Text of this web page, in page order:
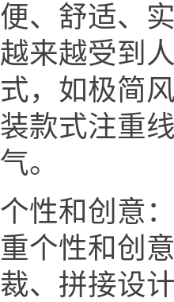
便、舒适、
越来越受到
式，如极简
装款式注重
气。
个性和创意
重个性和创
裁、拼接设